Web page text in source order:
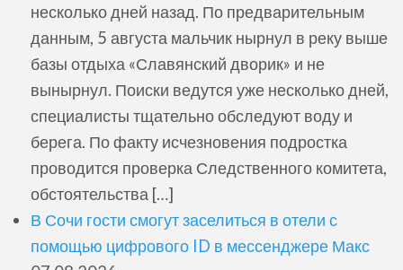
несколько дней назад. По предварительным
данным, 5 августа мальчик нырнул в реку выше
базы отдыха «Славянский дворик» и не
вынырнул. Поиски ведутся уже несколько дней,
специалисты тщательно обследуют воду и
берега. По факту исчезновения подростка
проводится проверка Следственного комитета,
обстоятельства […]
В Сочи гости смогут заселиться в отели с
помощью цифрового ID в мессенджере Макс